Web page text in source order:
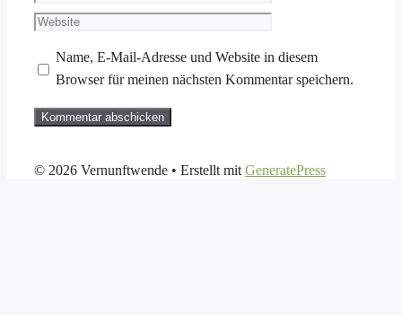
Mail
Website
Name, E-Mail-Adresse und Website in diesem
Browser für meinen nächsten Kommentar speichern.
© 2026 Vernunftwende • Erstellt mit GeneratePress